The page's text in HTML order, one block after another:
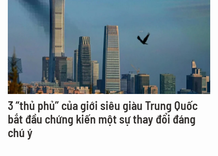
3 “thủ phủ” của giới siêu giàu Trung Quốc
bắt đầu chứng kiến một sự thay đổi đáng
chú ý